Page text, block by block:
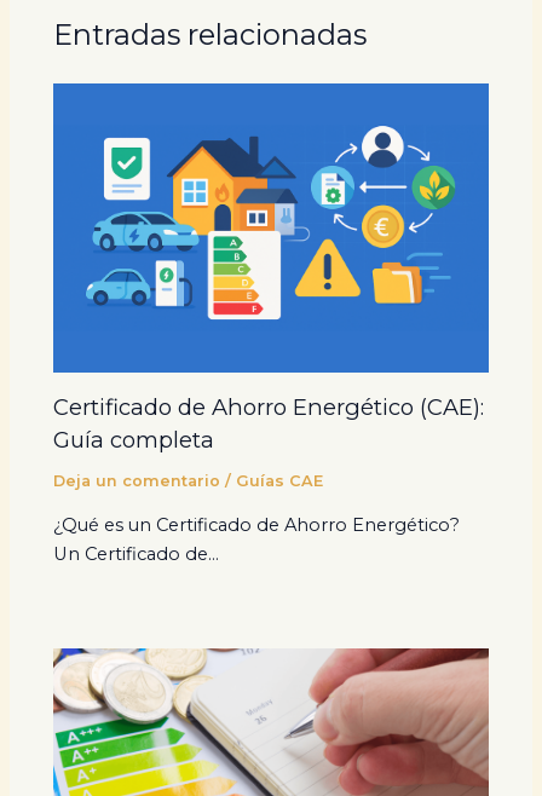
Entradas relacionadas
Certificado de Ahorro Energético (CAE):
Guía completa
Deja un comentario / Guías CAE
¿Qué es un Certificado de Ahorro Energético?
Un Certificado de…